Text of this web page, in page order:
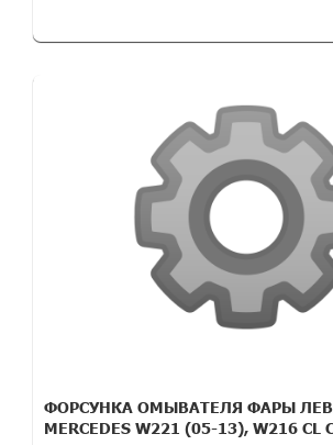
ФОРСУНКА ОМЫВАТЕЛЯ ФАРЫ
MERCEDES W221 (05-13), W216 CL